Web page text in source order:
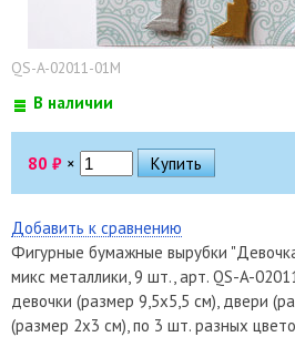
QS-A-02011-01M
В наличии
80 ₽ ×
Добавить к сравнению
Фигурные бумажные вырубки
микс металлики, 9 шт., арт. QS-A-
девочки (размер 9,5х5,5 см), двери
(размер 2х3 см), по 3 шт. разных